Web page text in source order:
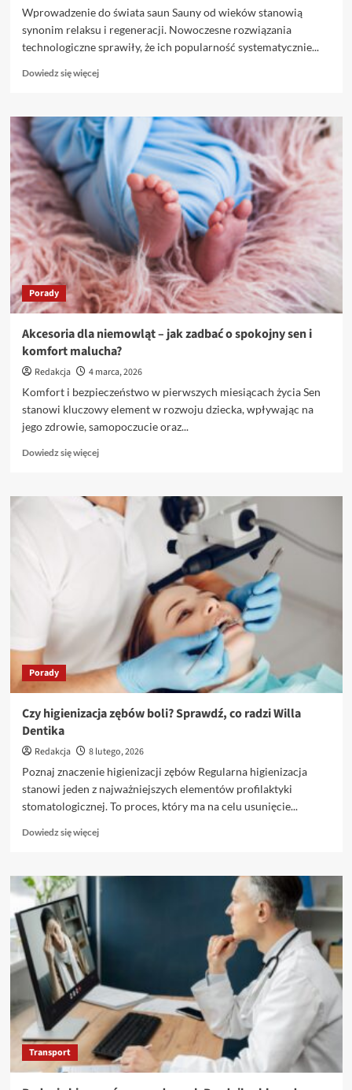
Wprowadzenie do świata saun Sauny od wieków stanowią
synonim relaksu i regeneracji. Nowoczesne rozwiązania
technologiczne sprawiły, że ich popularność systematycznie...
Dowiedz się więcejDowiedz
o
Profesjonalny
producent
saun
dlaczego
warto
wybrać
najlepszych?
Porady
Akcesoria dla niemowląt – jak zadbać o spokojny sen i
komfort malucha?
Redakcja
4 marca, 2026
Komfort i bezpieczeństwo w pierwszych miesiącach życia Sen
stanowi kluczowy element w rozwoju dziecka, wpływając na
jego zdrowie, samopoczucie oraz...
Dowiedz się więcejDowiedz
o
Akcesoria
spokojny
sen
komfort
malucha?
Porady
Czy higienizacja zębów boli? Sprawdź, co radzi Willa
Dentika
Redakcja
8 lutego, 2026
Poznaj znaczenie higienizacji zębów Regularna higienizacja
stanowi jeden z najważniejszych elementów profilaktyki
stomatologicznej. To proces, który ma na celu usunięcie...
Dowiedz się więcejDowiedz
o
Sprawdź,
radzi
Willa
Dentika
Transport